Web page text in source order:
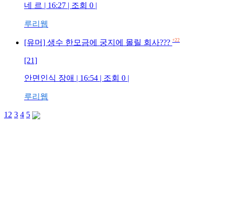
네 르 | 16:27 | 조회 0 |
루리웹
[유머] 생수 한모금에 궁지에 몰릴 회사??? +22
[21]
안면인식 장애 | 16:54 | 조회 0 |
루리웹
1 2 3 4 5